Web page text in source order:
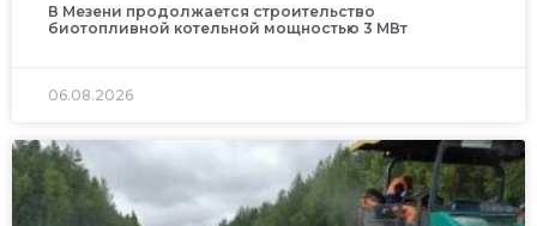
В Мезени продолжается строительство
биотопливной котельной мощностью 3 МВт
06.08.2026